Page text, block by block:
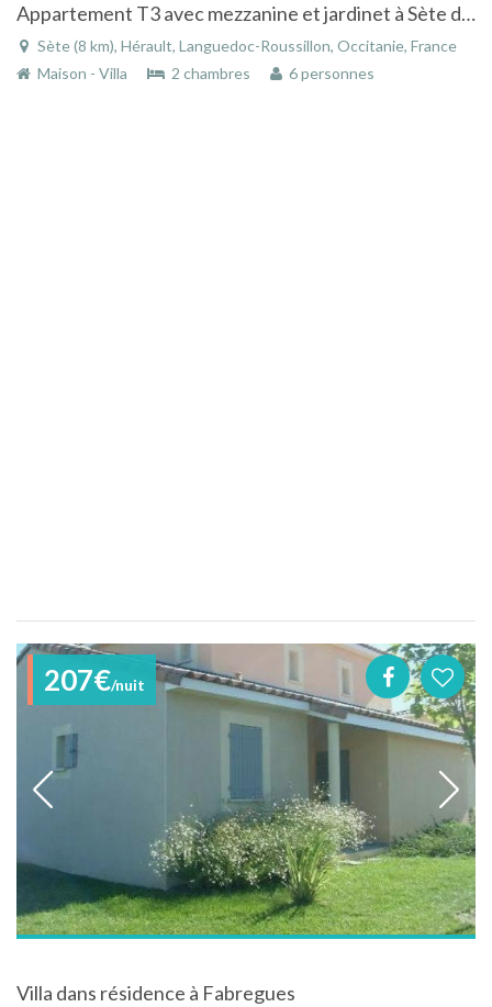
Appartement T3 avec mezzanine et jardinet à Sète dans le Languedoc-Roussillon
Sète (8 km), Hérault, Languedoc-Roussillon, Occitanie, France
Maison - Villa
2 chambres 6 personnes
207€/nuit
Villa dans résidence à Fabregues